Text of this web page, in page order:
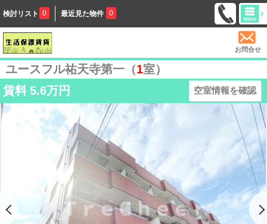
検討リスト 0 最近見た物件 0
お問合せ
ユースフル祐天寺第一（1室）
賃料 5.6万円 空室情報を確認